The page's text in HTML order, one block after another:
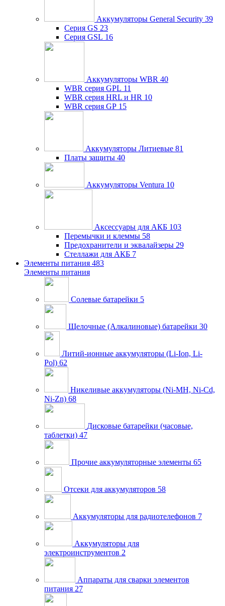
Аккумуляторы General Security 39
Серия GS 23
Серия GSL 16
Аккумуляторы WBR 40
WBR серия GPL 11
WBR серия HRL и HR 10
WBR серия GP 15
Аккумуляторы Литиевые 81
Платы защиты 40
Аккумуляторы Ventura 10
Аксессуары для АКБ 103
Перемычки и клеммы 58
Предохранители и эквалайзеры 29
Стеллажи для АКБ 7
Элементы питания 483
Элементы питания
Солевые батарейки 5
Щелочные (Алкалиновые) батарейки 30
Литий-ионные аккумуляторы (Li-Ion, Li-
Pol) 62
Никеливые аккумуляторы (Ni-MH, Ni-Cd,
Ni-Zn) 68
Дисковые батарейки (часовые,
таблетки) 47
Прочие аккумуляторные элементы 65
Отсеки для аккумуляторов 58
Аккумуляторы для радиотелефонов 7
Аккумуляторы для
электроинструментов 2
Аппараты для сварки элементов
питания 27